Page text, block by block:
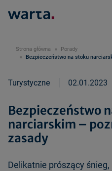
Strona główna
Porady
Bezpieczeństwo na stoku
Turystyczne 02.01.2023
Bezpieczeństwo
narciarskim –
zasady
Delikatnie prószący